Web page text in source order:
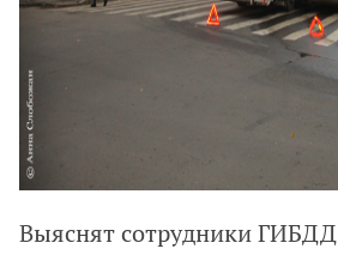
Выяснят сотрудники ГИБДД